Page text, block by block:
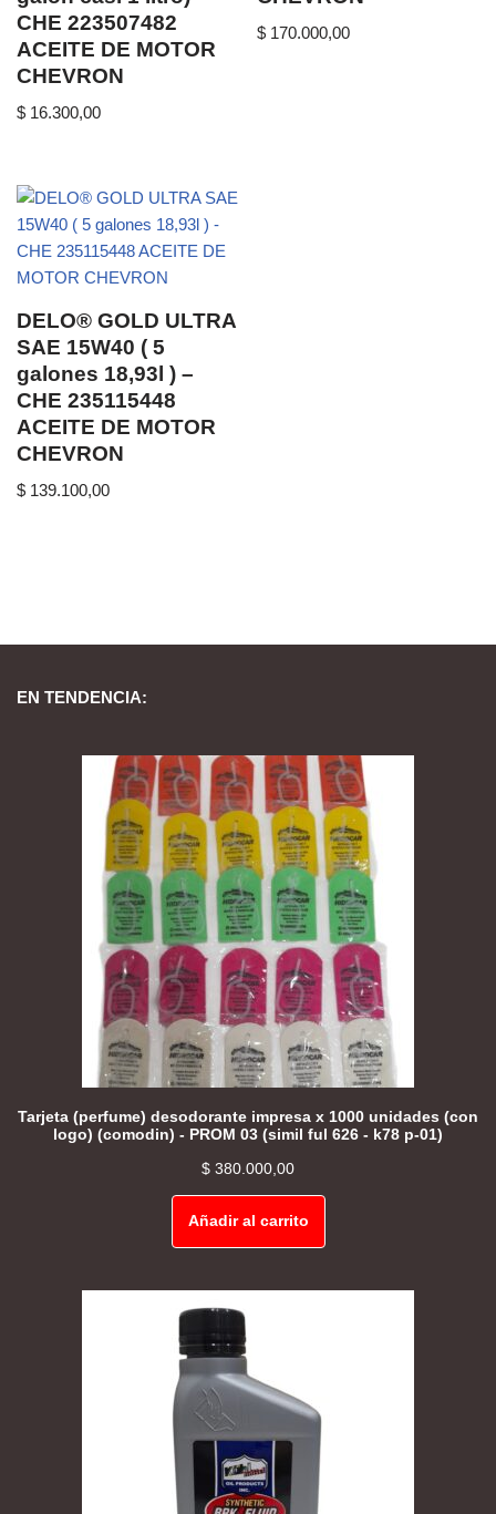
CHE 223507482
ACEITE DE MOTOR
CHEVRON
$ 16.300,00
$ 170.000,00
DELO® GOLD ULTRA
SAE 15W40 ( 5
galones 18,93l ) –
CHE 235115448
ACEITE DE MOTOR
CHEVRON
$ 139.100,00
EN TENDENCIA:
Tarjeta (perfume) desodorante impresa x 1000 unidades (con
logo) (comodin) - PROM 03 (simil ful 626 - k78 p-01)
$ 380.000,00
Añadir al carrito